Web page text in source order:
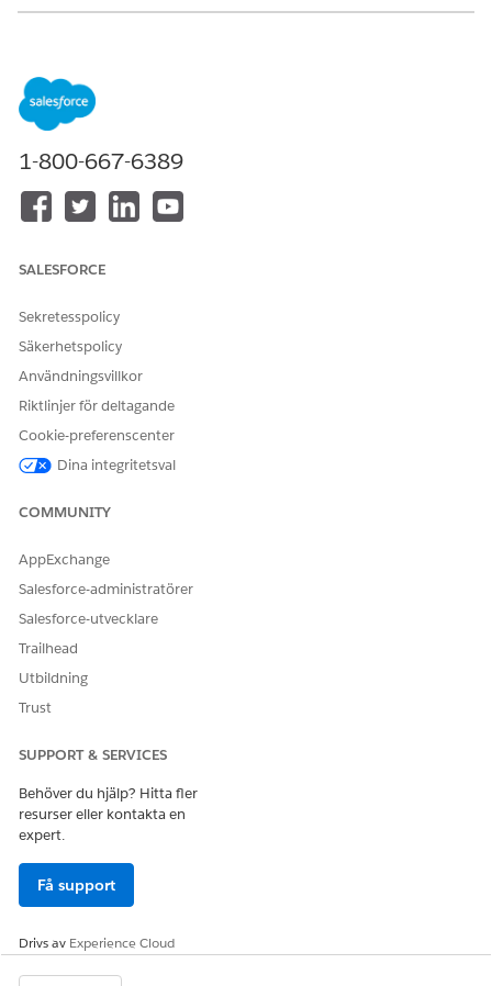
Developer
där transaktionshantering har aktiverats
ANVÄNDARBEHÖRIGHETER SOM KRÄVS FÖR ATT
Aktivera
Dokumentbyggaren:
I Inställningar, i rutan Snabbsökning, skriv
Intäktsinställningar
inställningssidan.
Berätta för oss vad vi kan förbättra!
1-800-667-6389
SALESFORCE
Sekretesspolicy
Säkerhetspolicy
Användningsvillkor
Riktlinjer för deltagande
Cookie-preferenscenter
Dina integritetsval
COMMUNITY
AppExchange
Salesforce-administratörer
Salesforce-utvecklare
Trailhead
Utbildning
Trust
SUPPORT & SERVICES
Behöver du hjälp? Hitta fler
resurser eller kontakta en
expert.
Få support
Drivs av Experience Cloud